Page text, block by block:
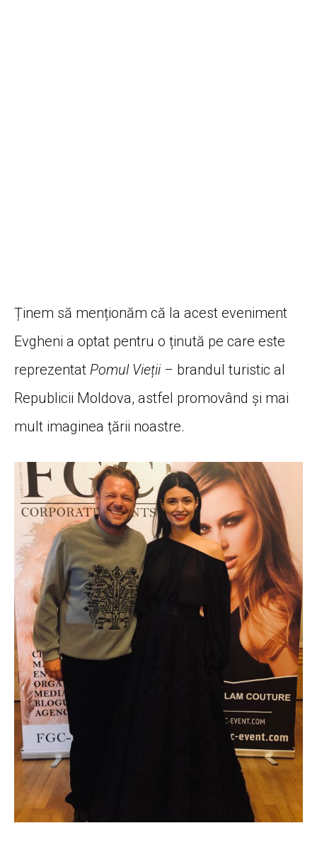
Ținem să menționăm că la acest eveniment
Evgheni a optat pentru o ținută pe care este
reprezentat Pomul Vieții – brandul turistic al
Republicii Moldova, astfel promovând și mai
mult imaginea țării noastre.